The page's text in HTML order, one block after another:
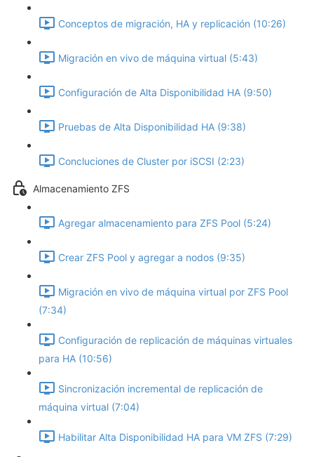
Conceptos de migración, HA y replicación (10:26)
Migración en vivo de máquina virtual (5:43)
Configuración de Alta Disponibilidad HA (9:50)
Pruebas de Alta Disponibilidad HA (9:38)
Concluciones de Cluster por iSCSI (2:23)
Almacenamiento ZFS
Agregar almacenamiento para ZFS Pool (5:24)
Crear ZFS Pool y agregar a nodos (9:35)
Migración en vivo de máquina virtual por ZFS Pool
(7:34)
Configuración de replicación de máquinas virtuales
para HA (10:56)
Sincronización incremental de replicación de
máquina virtual (7:04)
Habilitar Alta Disponibilidad HA para VM ZFS (7:29)